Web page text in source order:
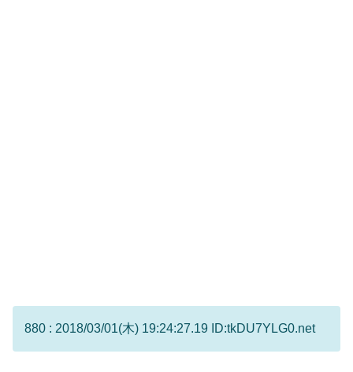
880 : 2018/03/01(木) 19:24:27.19 ID:tkDU7YLG0.net